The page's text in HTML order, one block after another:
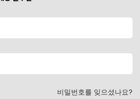
비밀번호를 잊으셨나요?